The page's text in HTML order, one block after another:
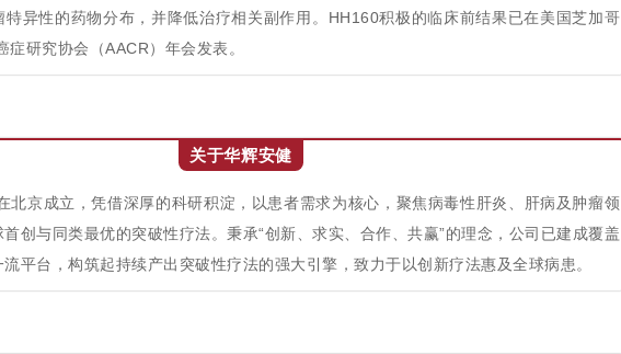
特异性的药物分布，并降低治疗相关副作用。HH160积极的临床前结果已在美国芝加哥
研究协会（AACR）年会发表。
关于华辉安健
北京成立，凭借深厚的科研积淀，以患者需求为核心，聚焦病毒性肝炎、肝病及肿瘤领
创与同类最优的突破性疗法。秉承“创新、求实、合作、共赢”的理念，公司已建成覆盖
平台，构筑起持续产出突破性疗法的强大引擎，致力于以创新疗法惠及全球病患。